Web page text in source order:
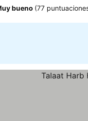
bueno (77